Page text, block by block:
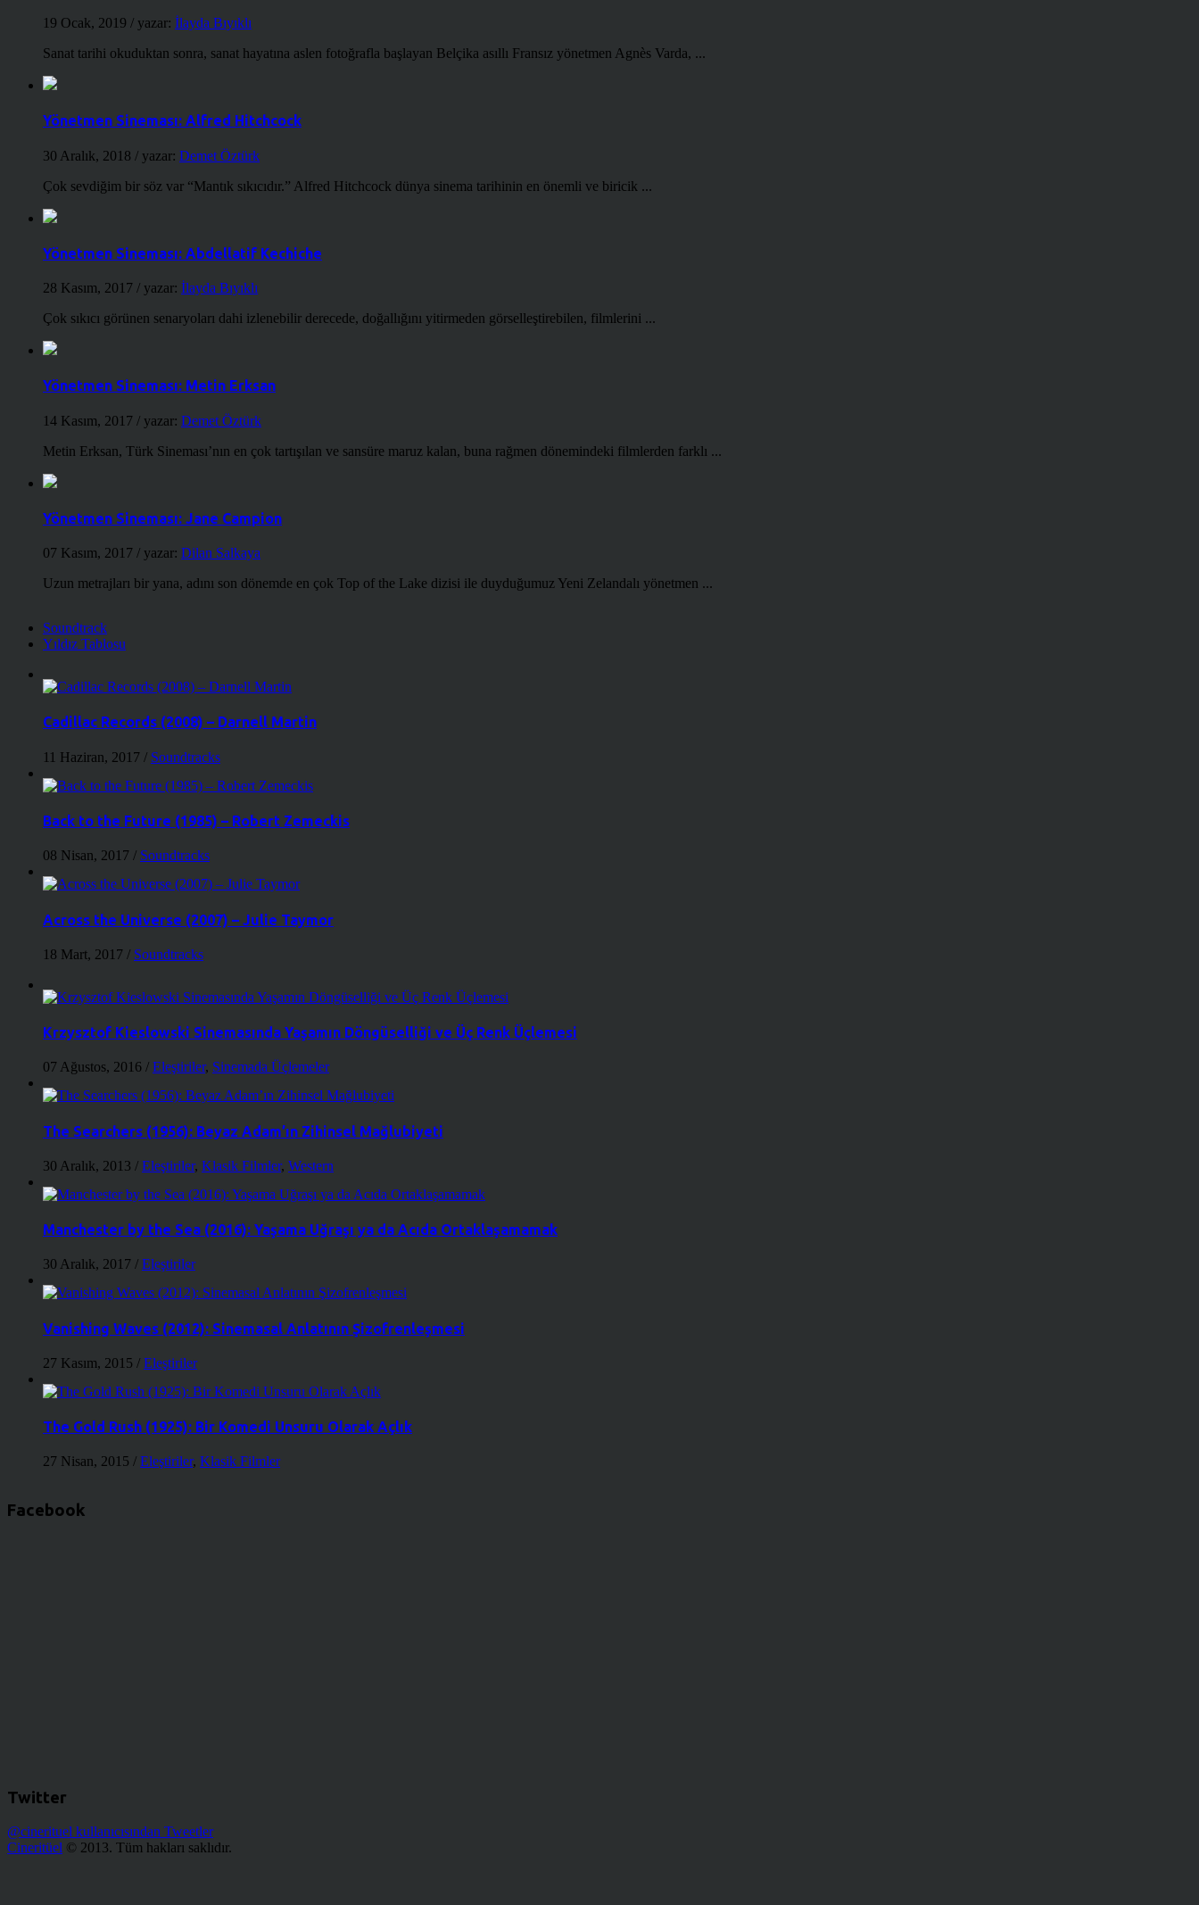
19 Ocak, 2019 / yazar: İlayda Bıyıklı
Sanat tarihi okuduktan sonra, sanat hayatına aslen fotoğrafla başlayan Belçika asıllı Fransız yönetmen Agnès Varda, ...
Yönetmen Sineması: Alfred Hitchcock
30 Aralık, 2018 / yazar: Demet Öztürk
Çok sevdiğim bir söz var “Mantık sıkıcıdır.” Alfred Hitchcock dünya sinema tarihinin en önemli ve biricik ...
Yönetmen Sineması: Abdellatif Kechiche
28 Kasım, 2017 / yazar: İlayda Bıyıklı
Çok sıkıcı görünen senaryoları dahi izlenebilir derecede, doğallığını yitirmeden görselleştirebilen, filmlerini ...
Yönetmen Sineması: Metin Erksan
14 Kasım, 2017 / yazar: Demet Öztürk
Metin Erksan, Türk Sineması’nın en çok tartışılan ve sansüre maruz kalan, buna rağmen dönemindeki filmlerden farklı ...
Yönetmen Sineması: Jane Campion
07 Kasım, 2017 / yazar: Dilan Salkaya
Uzun metrajları bir yana, adını son dönemde en çok Top of the Lake dizisi ile duyduğumuz Yeni Zelandalı yönetmen ...
Soundtrack
Yıldız Tablosu
Cadillac Records (2008) – Darnell Martin
11 Haziran, 2017 / Soundtracks
Back to the Future (1985) – Robert Zemeckis
08 Nisan, 2017 / Soundtracks
Across the Universe (2007) – Julie Taymor
18 Mart, 2017 / Soundtracks
Krzysztof Kieslowski Sinemasında Yaşamın Döngüselliği ve Üç Renk Üçlemesi
07 Ağustos, 2016 / Eleştiriler, Sinemada Üçlemeler
The Searchers (1956): Beyaz Adam’ın Zihinsel Mağlubiyeti
30 Aralık, 2013 / Eleştiriler, Klasik Filmler, Western
Manchester by the Sea (2016): Yaşama Uğraşı ya da Acıda Ortaklaşamamak
30 Aralık, 2017 / Eleştiriler
Vanishing Waves (2012): Sinemasal Anlatının Şizofrenleşmesi
27 Kasım, 2015 / Eleştiriler
The Gold Rush (1925): Bir Komedi Unsuru Olarak Açlık
27 Nisan, 2015 / Eleştiriler, Klasik Filmler
Facebook
Twitter
@cinerituel kullanıcısından Tweetler
Cineritüel © 2013. Tüm hakları saklıdır.